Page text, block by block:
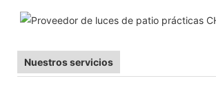
Nuestros servicios